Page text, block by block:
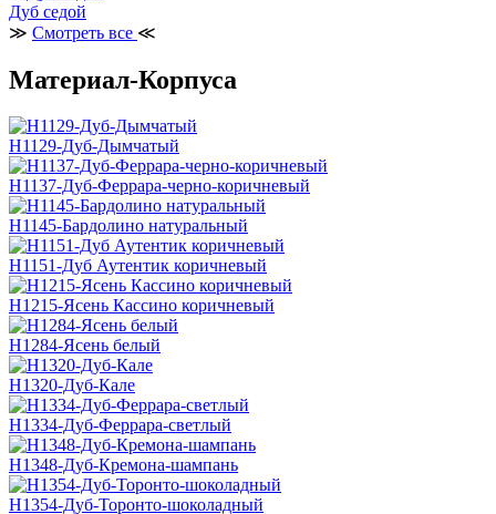
Дуб седой
≫ Смотреть все ≪
Материал-Корпуса
H1129-Дуб-Дымчатый
H1137-Дуб-Феррара-черно-коричневый
H1145-Бардолино натуральный
H1151-Дуб Аутентик коричневый
H1215-Ясень Кассино коричневый
H1284-Ясень белый
H1320-Дуб-Кале
H1334-Дуб-Феррара-светлый
H1348-Дуб-Кремона-шампань
H1354-Дуб-Торонто-шоколадный